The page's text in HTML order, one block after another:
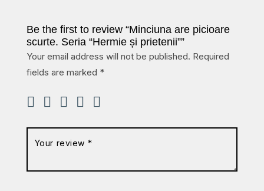
Be the first to review “Minciuna are picioare
scurte. Seria “Hermie și prietenii””
Your email address will not be published. Required
fields are marked *